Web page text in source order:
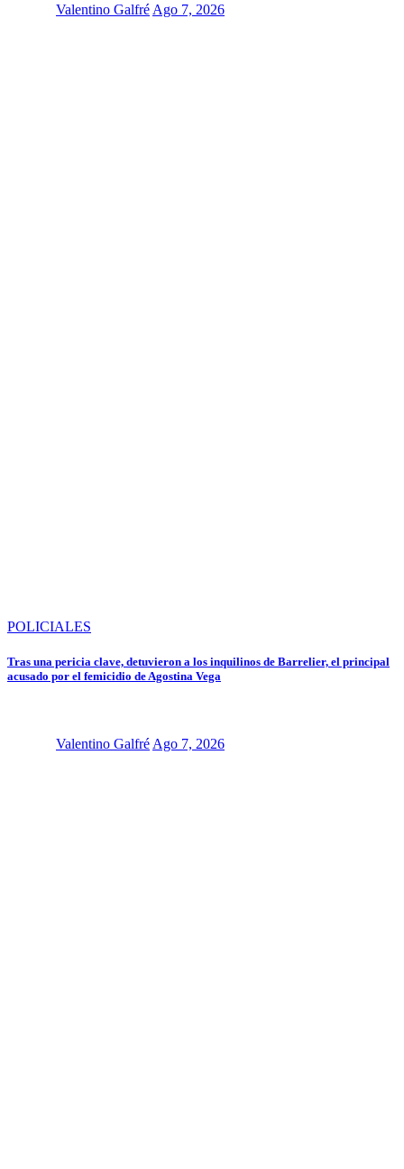
Valentino Galfré Ago 7, 2026
POLICIALES
Tras una pericia clave, detuvieron a los inquilinos de Barrelier, el principal
acusado por el femicidio de Agostina Vega
Valentino Galfré Ago 7, 2026